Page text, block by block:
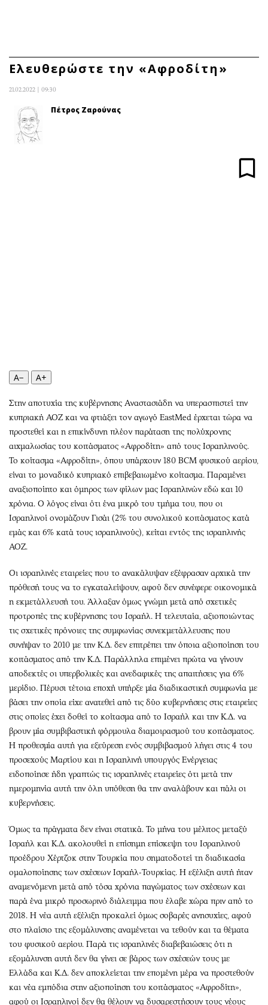
ΚΑΤΗΓΟΡΙΕΣ
Κύπρος
Παιδεία
Οικονομία
Real Estate
Επιχειρήσεις
Αγορές
Money Review
AstroBank Properties
Trends
Ενέργεια
Ναυτιλία
Περιβάλλον
Κόσμος
Παράξενα
Πολιτισμός
Σινεμά
Θέατρο-Χορός
Μουσική
Εικαστικά
Βιβλίο
Χειρόγραφα
Οικονομία
Γενικά
Αναδρομές
Πρόσωπα
Περιβάλλον
Good Life
Γυναίκα
Showbiz
Έξοδος
Media
Εκπομπές
Wine routes
Podcasts
Uncut
Προσφορές
Προσωπικότητες στην ''Κ''
Επιστολές
Ελευθερώστε την «Αφροδίτη»
21.02.2022 | 09:30
Πέτρος Ζαρούνας
A− A+
Στην αποτυχία της κυβέρνησης Αναστασιάδη να υπερασπιστεί την
κυπριακή ΑΟΖ και να φτιάξει τον αγωγό EastMed έρχεται τώρα να
προστεθεί και η επικίνδυνη πλέον παράταση της πολύχρονης
αιχμαλωσίας του κοιτάσματος «Αφροδίτη» από τους Ισραηλινούς.
Το κοίτασμα «Αφροδίτη», όπου υπάρχουν 180 BCM φυσικού αερίου,
είναι το μοναδικό κυπριακό επιβεβαιωμένο κοίτασμα. Παραμένει
αναξιοποίητο και όμηρος των φίλων μας Ισραηλινών εδώ και 10
χρόνια. Ο λόγος είναι ότι ένα μικρό του τμήμα του, που οι
Ισραηλινοί ονομάζουν Γισάι (2% του συνολικού κοιτάσματος κατά
εμάς και 6% κατά τους ισραηλινούς), κείται εντός της ισραηλινής
ΑΟΖ.
Οι ισραηλινές εταιρείες που το ανακάλυψαν εξέφρασαν αρχικά την
πρόθεσή τους να το εγκαταλείψουν, αφού δεν συνέφερε οικονομικά
η εκμετάλλευσή του. Άλλαξαν όμως γνώμη μετά από σχετικές
προτροπές της κυβέρνησης του Ισραήλ. Η τελευταία, αξιοποιώντας
τις σχετικές πρόνοιες της συμφωνίας συνεκμετάλλευσης που
συνήψαν το 2010 με την Κ.Δ. δεν επιτρέπει την όποια αξιοποίηση του
κοιτάσματος από την Κ.Δ. Παράλληλα επιμένει πρώτα να γίνουν
αποδεκτές οι υπερβολικές και ανεδαφικές της απαιτήσεις για 6%
μερίδιο. Πέρυσι τέτοια εποχή υπήρξε μία διαδικαστική συμφωνία με
βάσει την οποία είχε ανατεθεί από τις δύο κυβερνήσεις στις εταιρείες
στις οποίες έχει δοθεί το κοίτασμα από το Ισραήλ και την Κ.Δ. να
βρουν μία συμβιβαστική φόρμουλα διαμοιρασμού του κοιτάσματος.
Η προθεσμία αυτή για εξεύρεση ενός συμβιβασμού λήγει στις 4 του
προσεχούς Μαρτίου και η Ισραηλινή υπουργός Ενέργειας
ειδοποίησε ήδη γραπτώς τις ισραηλινές εταιρείες ότι μετά την
ημερομηνία αυτή την όλη υπόθεση θα την αναλάβουν και πάλι οι
κυβερνήσεις.
Όμως τα πράγματα δεν είναι στατικά. Το μήνα του μέλιτος μεταξύ
Ισραήλ και Κ.Δ. ακολουθεί η επίσημη επίσκεψη του Ισραηλινού
προέδρου Χέρτζοκ στην Τουρκία που σηματοδοτεί τη διαδικασία
ομαλοποίησης των σχέσεων Ισραήλ-Τουρκίας. Η εξέλιξη αυτή ήταν
αναμενόμενη μετά από τόσα χρόνια παγώματος των σχέσεων και
παρά ένα μικρό προσωρινό διάλειμμα που έλαβε χώρα πριν από το
2018. Η νέα αυτή εξέλιξη προκαλεί όμως σοβαρές ανησυχίες, αφού
στο πλαίσιο της εξομάλυνσης αναμένεται να τεθούν και τα θέματα
του φυσικού αερίου. Παρά τις ισραηλινές διαβεβαιώσεις ότι η
εξομάλυνση αυτή δεν θα γίνει σε βάρος των σχέσεών τους με
Ελλάδα και Κ.Δ. δεν αποκλείεται την επομένη μέρα να προστεθούν
και νέα εμπόδια στην αξιοποίηση του κοιτάσματος «Αφροδίτη»,
αφού οι Ισραηλινοί δεν θα θέλουν να δυσαρεστήσουν τους νέους